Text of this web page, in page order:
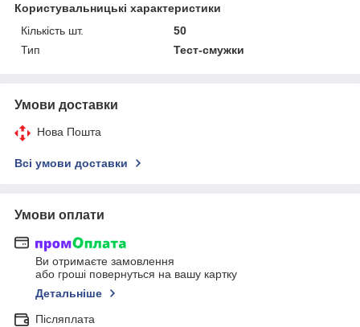
Користувальницькі характеристики
Кількість шт.
50
Тип
Тест-смужки
Умови доставки
Нова Пошта
Всі умови доставки
Умови оплати
Ви отримаєте замовлення
або гроші повернуться на вашу картку
Детальніше
Післяплата